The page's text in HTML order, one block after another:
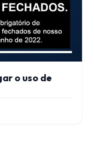
o uso de